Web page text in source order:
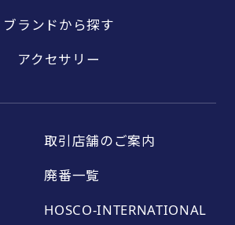
ブランドから探す
アクセサリー
取引店舗のご案内
廃番一覧
HOSCO-INTERNATIONAL